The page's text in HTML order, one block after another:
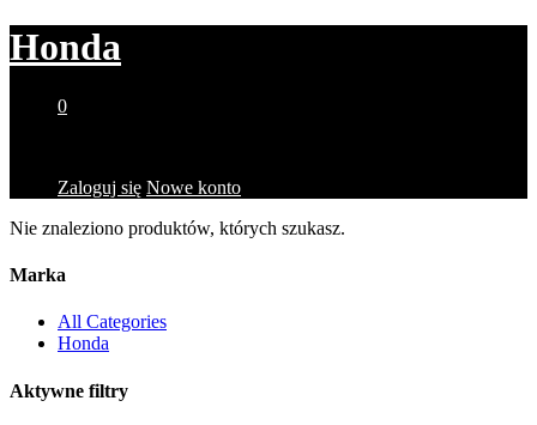
Honda
0
Zaloguj się Nowe konto
Nie znaleziono produktów, których szukasz.
Marka
All Categories
Honda
Aktywne filtry